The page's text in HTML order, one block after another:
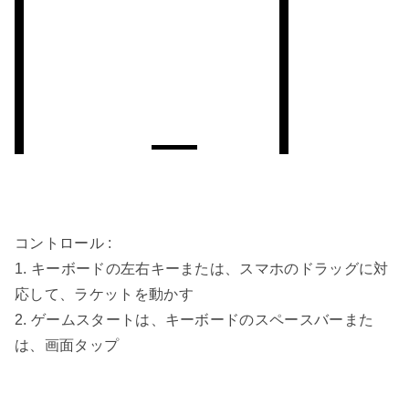
コントロール :
1. キーボードの左右キーまたは、スマホのドラッグに対
応して、ラケットを動かす
2. ゲームスタートは、キーボードのスペースバーまた
は、画面タップ